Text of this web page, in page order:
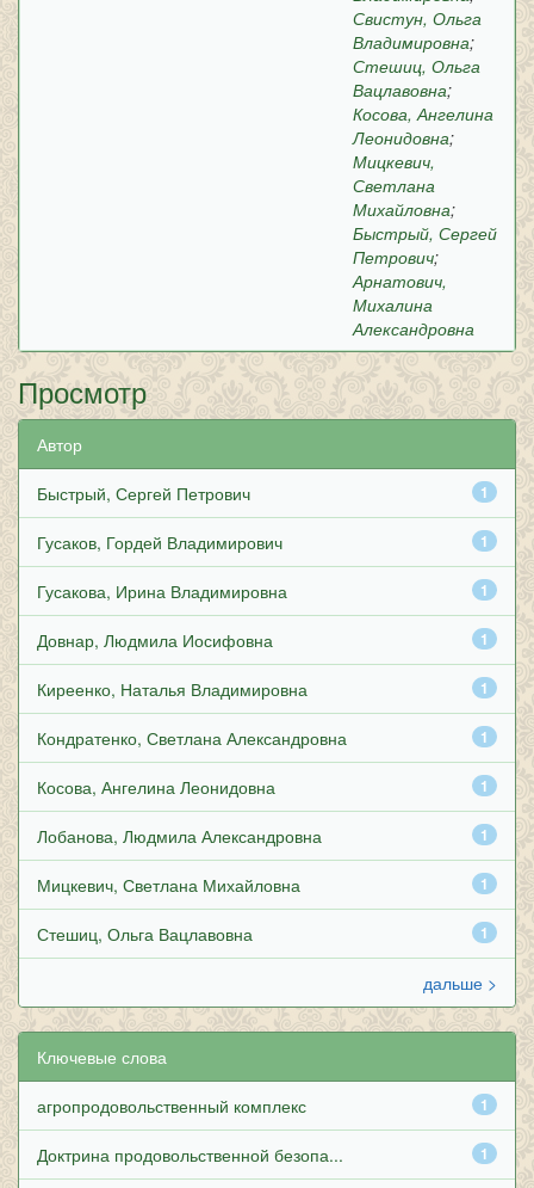
Свистун, Ольга
Владимировна;
Стешиц, Ольга
Вацлавовна;
Косова, Ангелина
Леонидовна;
Мицкевич,
Светлана
Михайловна;
Быстрый, Сергей
Петрович;
Арнатович,
Михалина
Александровна
Просмотр
Автор
1
Быстрый, Сергей Петрович
1
Гусаков, Гордей Владимирович
1
Гусакова, Ирина Владимировна
1
Довнар, Людмила Иосифовна
1
Киреенко, Наталья Владимировна
1
Кондратенко, Светлана Александровна
1
Косова, Ангелина Леонидовна
1
Лобанова, Людмила Александровна
1
Мицкевич, Светлана Михайловна
1
Стешиц, Ольга Вацлавовна
дальше >
Ключевые слова
1
агропродовольственный комплекс
1
Доктрина продовольственной безопа...